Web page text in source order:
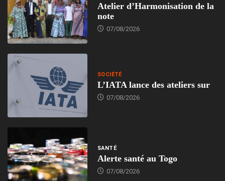
Atelier d’Harmonisation de la
note
07/08/2026
SOCIÉTÉ
L’IATA lance des ateliers sur
07/08/2026
SANTÉ
Alerte santé au Togo
07/08/2026